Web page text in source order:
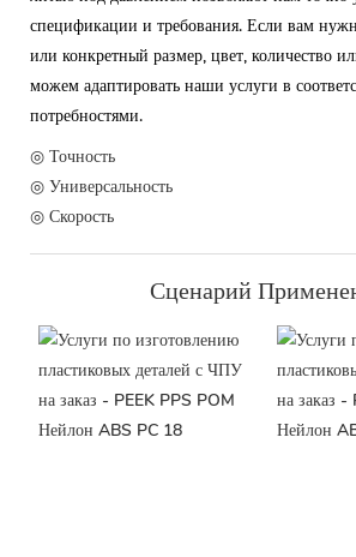
спецификации и требования. Если вам
или конкретный размер, цвет, количество
можем адаптировать наши услуги в
потребностями.
◎ Точность
◎ Универсальность
◎ Скорость
Сценарий